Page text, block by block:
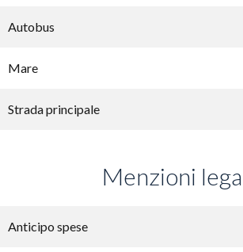
Autobus
Mare
Strada principale
Menzioni
Anticipo spese